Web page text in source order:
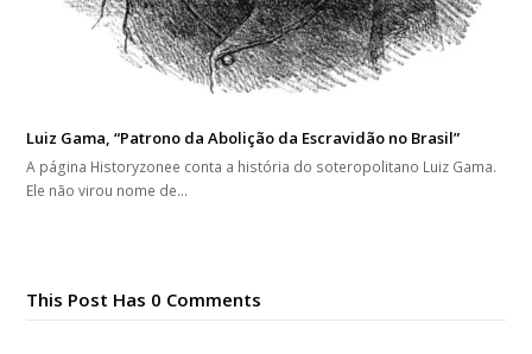
Luiz Gama, “Patrono da Abolição da Escravidão no Brasil”
A página Historyzonee conta a história do soteropolitano Luiz Gama.
Ele não virou nome de…
This Post Has 0 Comments